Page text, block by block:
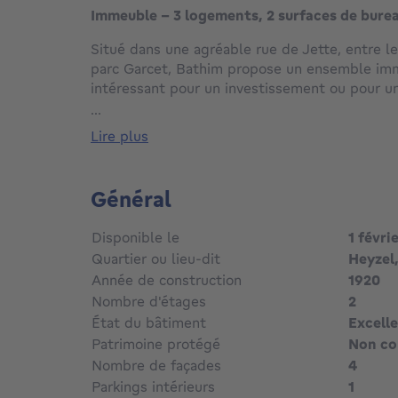
Immeuble - 3 logements, 2 surfaces de
Situé dans une agréable rue de Jette, entre
parc Garcet, Bathim propose un ensemble
intéressant pour un investissement ou pour
d’un entrepôt, avec la possibilité de générer
maison avant.
L’accès carrossable permet l’entrée de
fond de la parcelle.
L’ensemble comprend :
Une maison en façade avant développant
organisée en duplex, avec quatre chambres et
Un petit bureau de 25 m² au rez-de-chaussée
Un ensemble de bureaux d’environ 80 m² avec
...
lire plus
Général
Disponible le
1
Quartier ou lieu-dit
Année de construction
1920
Nombre d'étages
2
État du bâtiment
Patrimoine protégé
Non
Nombre de façades
4
Parkings intérieurs
1